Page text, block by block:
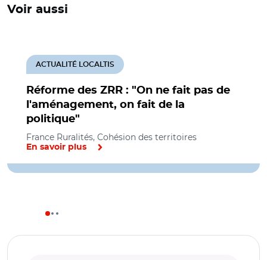
Voir aussi
Réforme des ZRR : "On ne fait pas de
l'aménagement, on fait de la
politique"
ACTUALITÉ LOCALTIS
France Ruralités, Cohésion des territoires
En savoir plus